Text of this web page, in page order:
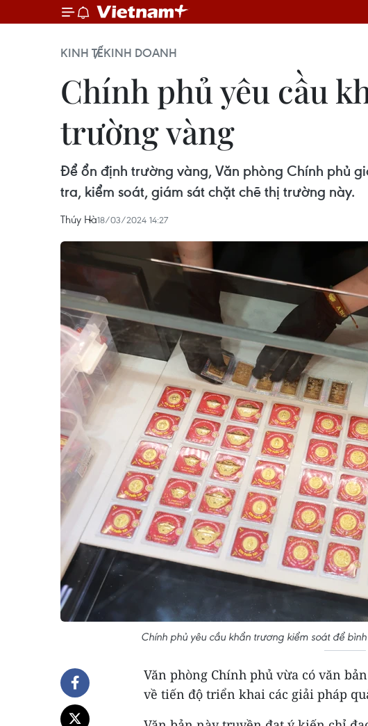
KINH TẾKINH DOANH
Chính phủ yêu cầu
trường vàng
Để ổn định trường vàng, Văn phòng Chính phủ
tra, kiểm soát, giám sát chặt chẽ thị trường này.
Thúy Hà18/03/2024 14:27
Chính phủ yêu cầu khẩn trương kiểm soát để
Văn phòng Chính phủ vừa có văn
về tiến độ triển khai các giải pháp